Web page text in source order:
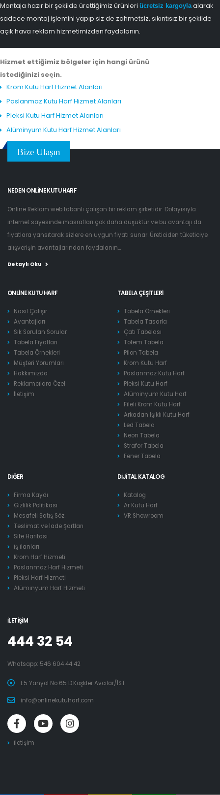
Montaja hazır bir şekilde ürettiğimiz ürünleri ücretsiz kargoylaalarak
sadece montaj işlemini yapıp siz de zahmetsiz, sıkıntısız bir şekilde
açık hava reklam hizmetimizden faydalanın.
Hizmet ettiğimiz bölgeler için hangi ürünü
istediğinizi seçin.
Krom Kutu Harf Hizmet Alanları
Paslanmaz Kutu Harf Hizmet Alanları
Pleksi Kutu Harf Hizmet Alanları
Alüminyum Kutu Harf Hizmet Alanları
Bize Ulaşın
NEDEN ONLINE KUTU HARF
Online Reklam web tabanlı çalışan bir reklam şirketidir. Dolayısıyla
internet sayesinde masrafları çok daha düşüktür ve bu avantajı da
fiyatlara yansıtarak sizlere en uygun fiyatı sunar. Üreticiden tüketiciye
alışverişin avantajlarından faydalanın...
Detaylı Oku
ONLINE KUTU HARF
Nasıl Çalışır
Avantajları
Sık Sorulan Sorular
Tabela Fiyatları
Tabela Örnekleri
Müşteri Yorumları
Hakkımızda
Reklamcılara Özel
İletişim
TABELA ÇEŞITLERI
Tabela Örnekleri
Tabela Tasarla
Çatı Tabelası
Totem Tabela
Pilon Tabela
Krom Kutu Harf
Paslanmaz Kutu Harf
Pleksi Kutu Harf
Alüminyum Kutu Harf
Fileli Krom Kutu Harf
Arkadan Işıklı Kutu Harf
Led Tabela
Neon Tabela
Strafor Tabela
Fener Tabela
DIĞER
Firma Kaydı
Gizlilik Politikası
Mesafeli Satış Söz.
Teslimat ve İade Şartları
Site Haritası
İş İlanları
Krom Harf Hizmeti
Paslanmaz Harf Hizmeti
Pleksi Harf Hizmeti
Alüminyum Harf Hizmeti
DIJITAL KATALOG
Katalog
Ar Kutu Harf
VR Showroom
İLETIŞIM
444 32 54
Whatsapp: 546 604 44 42
E5 Yanyol No:65 D.Köşkler Avcılar/İST
info@onlinekutuharf.com
İletişim